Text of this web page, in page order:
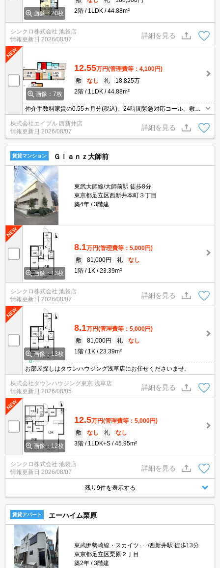
画像：20枚
2階
1LDK 44.88m²
シンクロ株式会社 池袋店
情報更新日 2026/08/07
詳細を見る
画像：7枚
12.55万円(管理費等：4,100円)
敷
なし 礼
18.825万
2階
1LDK 44.88m²
仲介手数料家賃の0.55ヵ月分(税込)。24時間緊急対応コール。敷地
内防犯カメラ設置。南向きで日当り良好。便利な宅配BOX。TVモニ
ター付インターホン。BS・CS受信可。インターネット無料。
株式会社エイブル 西新井店
情報更新日 2026/08/07
詳細を見る
賃貸マンション Ｇｌａｎｚ大師前
東武大師線/大師前駅 徒歩8分
東京都足立区西新井本町３丁目
築4年
3階建
画像：13枚
8.1万円(管理費等：5,000円)
敷
81,000円 礼
なし
1階
1K 23.39m²
シンクロ株式会社 池袋店
情報更新日 2026/08/07
詳細を見る
画像：13枚
8.1万円(管理費等：5,000円)
敷
81,000円 礼
なし
1階
1K 23.39m²
お部屋探しはタウンハウジング浅草店にお任せくださいませ。
株式会社タウンハウジング東京 浅草店
情報更新日 2026/08/05
詳細を見る
画像：12枚
12.5万円(管理費等：5,000円)
敷
なし 礼
なし
3階
1LDK+S 45.95m²
シンクロ株式会社 池袋店
情報更新日 2026/08/07
詳細を見る
残り9件を表示する
賃貸アパート エーハイム栗原
東武伊勢崎線・スカイツ･･･/西新井駅 徒歩13分
東京都足立区栗原２丁目
築2年
3階建